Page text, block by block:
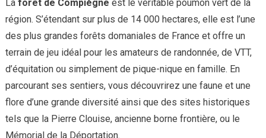
La forêt de Compiègne est le véritable poumon vert de la
région. S’étendant sur plus de 14 000 hectares, elle est l’une
des plus grandes forêts domaniales de France et offre un
terrain de jeu idéal pour les amateurs de randonnée, de VTT,
d’équitation ou simplement de pique-nique en famille. En
parcourant ses sentiers, vous découvrirez une faune et une
flore d’une grande diversité ainsi que des sites historiques
tels que la Pierre Clouise, ancienne borne frontière, ou le
Mémorial de la Déportation.